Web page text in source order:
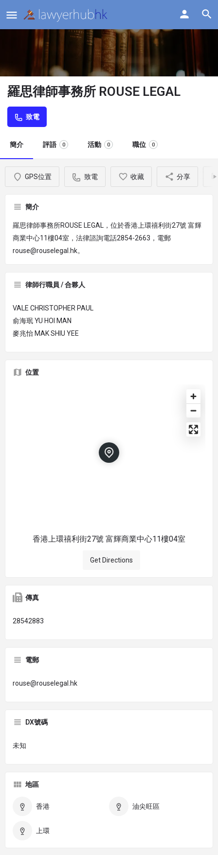
羅思律師事務所 ROUSE LEGAL
致電
簡介 評語 0 活動 0 職位 0
GPS位置 致電 收藏 分享
簡介
羅思律師事務所ROUSE LEGAL，位於香港上環禧利街27號 富輝
商業中心11樓04室，法律諮詢電話2854-2663，電郵
rouse@rouselegal.hk。
律師行職員 / 合夥人
VALE CHRISTOPHER PAUL
俞海珉 YU HOI MAN
麥兆怡 MAK SHIU YEE
位置
香港上環禧利街27號 富輝商業中心11樓04室
Get Directions
傳真
28542883
電郵
rouse@rouselegal.hk
DX號碼
未知
地區
香港 油尖旺區
上環